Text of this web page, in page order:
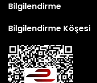
Bilgilendirme
Bilgilendirme Köşesi